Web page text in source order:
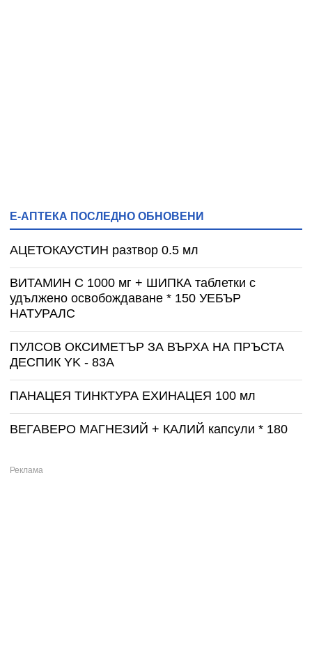
Е-АПТЕКА ПОСЛЕДНО ОБНОВЕНИ
АЦЕТОКАУСТИН разтвор 0.5 мл
ВИТАМИН С 1000 мг + ШИПКА таблетки с
удължено освобождаване * 150 УЕБЪР
НАТУРАЛС
ПУЛСОВ ОКСИМЕТЪР ЗА ВЪРХА НА ПРЪСТА
ДЕСПИК YK - 83A
ПАНАЦЕЯ ТИНКТУРА ЕХИНАЦЕЯ 100 мл
ВЕГАВЕРО МАГНЕЗИЙ + КАЛИЙ капсули * 180